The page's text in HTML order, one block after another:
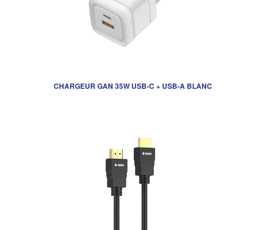
CHARGEUR GAN 35W USB-C + USB-A BLANC